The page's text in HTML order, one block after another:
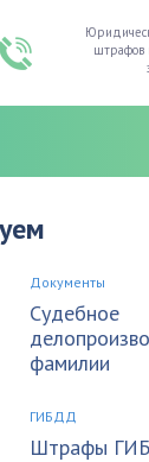
штрафов
Документы
Судебное
фамилии
ГИБДД
Штрафы